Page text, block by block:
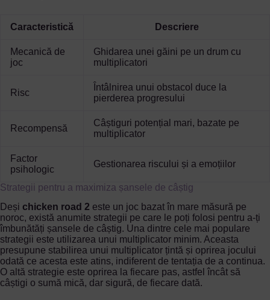
Caracteristică Descriere
Mecanică de
joc
Ghidarea unei găini pe un drum cu
multiplicatori
Risc
Întâlnirea unui obstacol duce la
pierderea progresului
Recompensă
Câștiguri potențial mari, bazate pe
multiplicator
Factor
psihologic
Gestionarea riscului și a emoțiilor
Strategii pentru a maximiza șansele de câștig
Deși chicken road 2 este un joc bazat în mare măsură pe
noroc, există anumite strategii pe care le poți folosi pentru a-ți
îmbunătăți șansele de câștig. Una dintre cele mai populare
strategii este utilizarea unui multiplicator minim. Aceasta
presupune stabilirea unui multiplicator țintă și oprirea jocului
odată ce acesta este atins, indiferent de tentația de a continua.
O altă strategie este oprirea la fiecare pas, astfel încât să
câștigi o sumă mică, dar sigură, de fiecare dată.